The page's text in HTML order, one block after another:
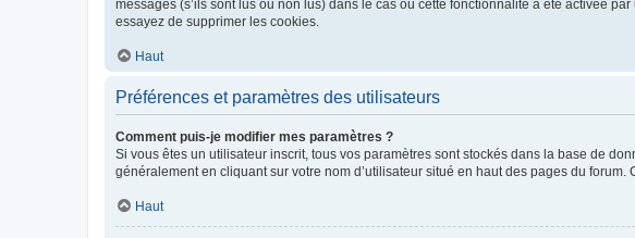
messages (s’ils sont lus ou non lus) dans le cas où cette fonctionnalité a été activée
essayez de supprimer les cookies.
Haut
Préférences et paramètres des utilisateurs
Comment puis-je modifier mes paramètres ?
Si vous êtes un utilisateur inscrit, tous vos paramètres sont stockés dans la base de
généralement en cliquant sur votre nom d’utilisateur situé en haut des pages du
Haut